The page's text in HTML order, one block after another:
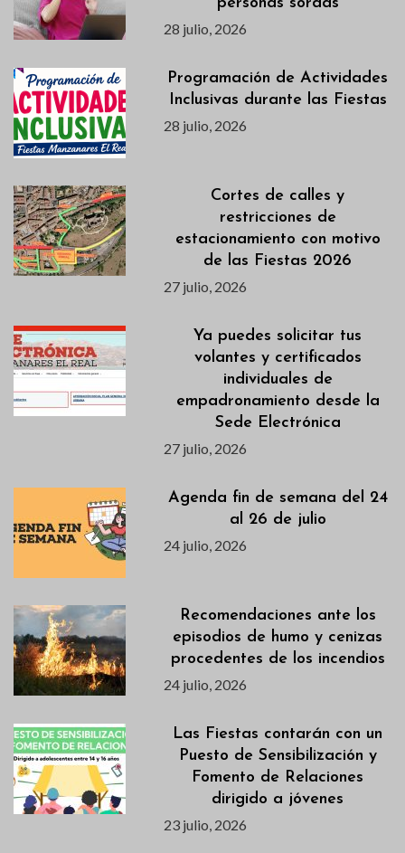
28 julio, 2026
Programación de Actividades
Inclusivas durante las Fiestas
28 julio, 2026
Cortes de calles y
restricciones de
estacionamiento con motivo
de las Fiestas 2026
27 julio, 2026
Ya puedes solicitar tus
volantes y certificados
individuales de
empadronamiento desde la
Sede Electrónica
27 julio, 2026
Agenda fin de semana del 24
al 26 de julio
24 julio, 2026
Recomendaciones ante los
episodios de humo y cenizas
procedentes de los incendios
24 julio, 2026
Las Fiestas contarán con un
Puesto de Sensibilización y
Fomento de Relaciones
dirigido a jóvenes
23 julio, 2026